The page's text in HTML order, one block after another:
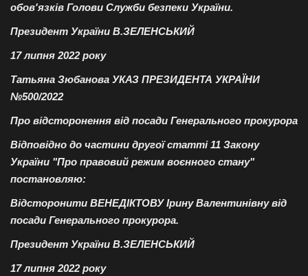
обов'язків Голови Служби безпеки України.
Президент України В.ЗЕЛЕНСЬКИЙ
17 липня 2022 року
Татьяна Зюбанова УКАЗ ПРЕЗИДЕНТА УКРАЇНИ
№500/2022
Про відсторонення від посади Генерального прокурора
Відповідно до частини другої статті 11 Закону
України "Про правовий режим воєнного стану"
постановляю:
Відсторонити ВЕНЕДІКТОВУ Ірину Валентинівну від
посади Генерального прокурора.
Президент України В.ЗЕЛЕНСЬКИЙ
17 липня 2022 року